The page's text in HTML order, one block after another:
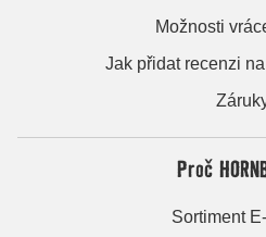
Možnosti
Jak přidat recenzi
Proč
Sortiment